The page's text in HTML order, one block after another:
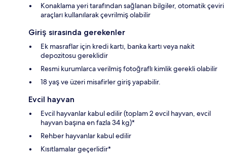
Konaklama yeri tarafından sağlanan bilgiler, otomatik çeviri
araçları kullanılarak çevrilmiş olabilir
Giriş sırasında gerekenler
Ek masraflar için kredi kartı, banka kartı veya nakit
depozitosu gereklidir
Resmi kurumlarca verilmiş fotoğraflı kimlik gerekli olabilir
18 yaş ve üzeri misafirler giriş yapabilir.
Evcil hayvan
Evcil hayvanlar kabul edilir (toplam 2 evcil hayvan, evcil
hayvan başına en fazla 34 kg)*
Rehber hayvanlar kabul edilir
Kısıtlamalar geçerlidir*